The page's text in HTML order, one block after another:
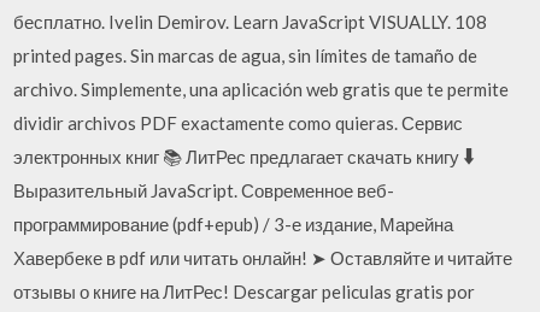
бесплатно. Ivelin Demirov. Learn JavaScript VISUALLY. 108
printed pages. Sin marcas de agua, sin límites de tamaño de
archivo. Simplemente, una aplicación web gratis que te permite
dividir archivos PDF exactamente como quieras. Сервис
электронных книг 📚 ЛитРес предлагает скачать книгу 🠳
Выразительный JavaScript. Современное веб-
программирование (pdf+epub) / 3-е издание, Марейна
Хавербеке в pdf или читать онлайн! ➤ Оставляйте и читайте
отзывы о книге на ЛитРес! Descargar peliculas gratis por